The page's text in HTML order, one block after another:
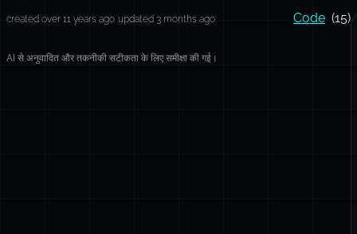
created over 11 years ago updated 3 months ago Code (15)
AI से अनुवादित और तकनीकी सटीकता के लिए समीक्षा की गई।